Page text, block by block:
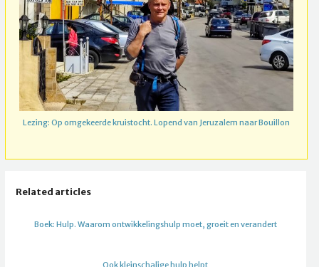
Lezing: Op omgekeerde kruistocht. Lopend van Jeruzalem naar Bouillon
Related articles
Boek: Hulp. Waarom ontwikkelingshulp moet, groeit en verandert